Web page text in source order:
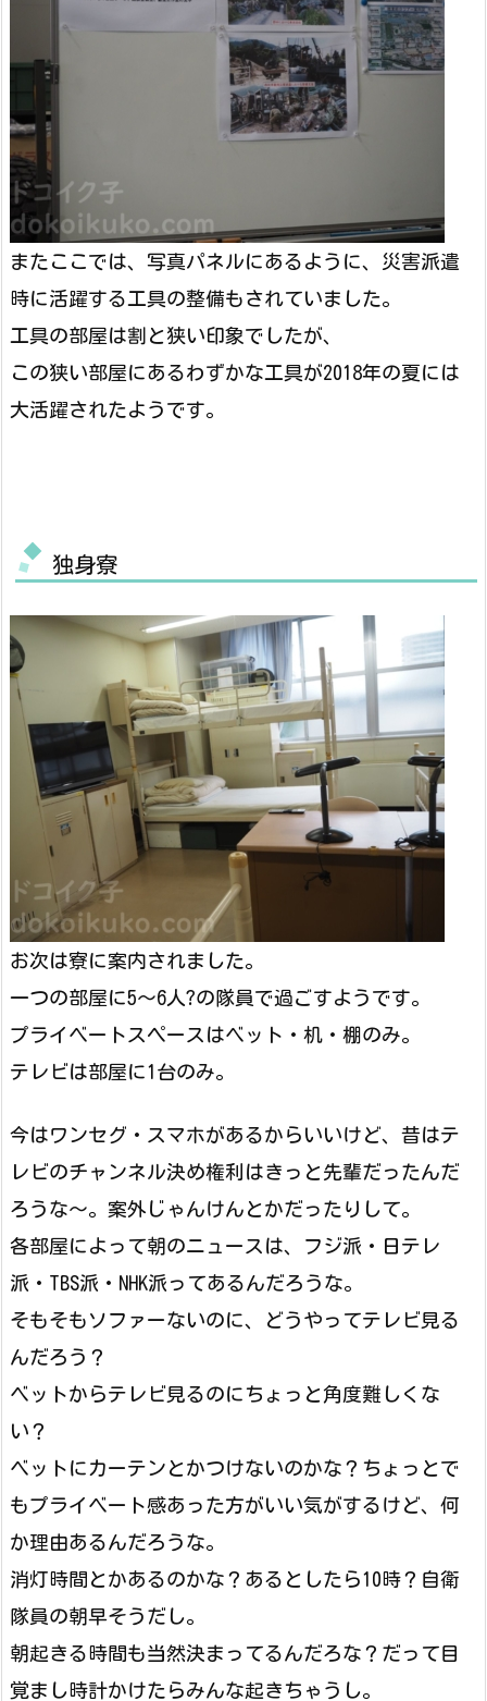
またここでは、写真パネルにあるように、災害派遣
時に活躍する工具の整備もされていました。
工具の部屋は割と狭い印象でしたが、
この狭い部屋にあるわずかな工具が2018年の夏には
大活躍されたようです。
独身寮
お次は寮に案内されました。
一つの部屋に5～6人?の隊員で過ごすようです。
プライベートスペースはベット・机・棚のみ。
テレビは部屋に1台のみ。
今はワンセグ・スマホがあるからいいけど、昔はテ
レビのチャンネル決め権利はきっと先輩だったんだ
ろうな～。案外じゃんけんとかだったりして。
各部屋によって朝のニュースは、フジ派・日テレ
派・TBS派・NHK派ってあるんだろうな。
そもそもソファーないのに、どうやってテレビ見る
んだろう？
ベットからテレビ見るのにちょっと角度難しくな
い？
ベットにカーテンとかつけないのかな？ちょっとで
もプライベート感あった方がいい気がするけど、何
か理由あるんだろうな。
消灯時間とかあるのかな？あるとしたら10時？自衛
隊員の朝早そうだし。
朝起きる時間も当然決まってるんだろな？だって目
覚まし時計かけたらみんな起きちゃうし。